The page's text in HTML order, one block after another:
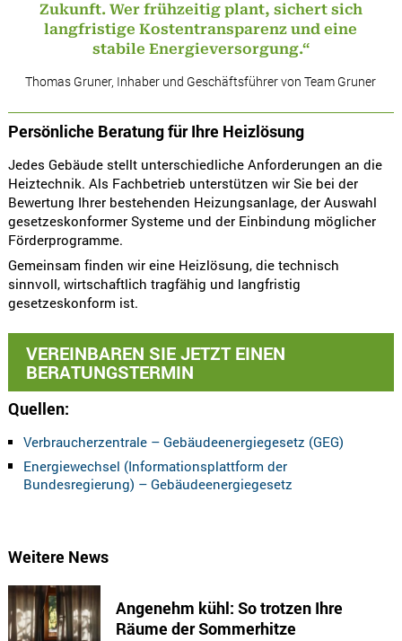
Zukunft. Wer frühzeitig plant, sichert sich
langfristige Kostentransparenz und eine
stabile Energieversorgung.“
Thomas Gruner, Inhaber und Geschäftsführer von Team Gruner
Persönliche Beratung für Ihre Heizlösung
Jedes Gebäude stellt unterschiedliche Anforderungen an die
Heiztechnik. Als Fachbetrieb unterstützen wir Sie bei der
Bewertung Ihrer bestehenden Heizungsanlage, der Auswahl
gesetzeskonformer Systeme und der Einbindung möglicher
Förderprogramme.
Gemeinsam finden wir eine Heizlösung, die technisch
sinnvoll, wirtschaftlich tragfähig und langfristig
gesetzeskonform ist.
VEREINBAREN SIE JETZT EINEN
BERATUNGSTERMIN
Quellen:
Verbraucherzentrale – Gebäudeenergiegesetz (GEG)
Energiewechsel (Informationsplattform der
Bundesregierung) – Gebäudeenergiegesetz
Weitere News
Angenehm kühl: So trotzen Ihre
Räume der Sommerhitze